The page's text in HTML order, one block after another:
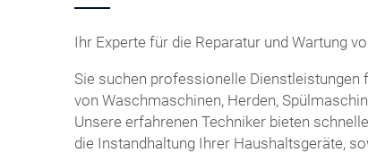
Ihr Experte für die Reparatur und Wartung
Sie suchen professionelle Dienstleistungen
von Waschmaschinen, Herden,
Unsere erfahrenen Techniker bieten
die Instandhaltung Ihrer Haushaltsgeräte,